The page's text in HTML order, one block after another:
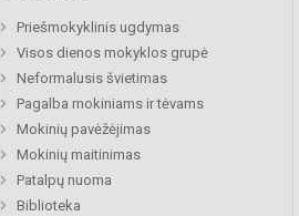
Priešmokyklinis ugdymas
Visos dienos mokyklos grupė
Neformalusis švietimas
Pagalba mokiniams ir tėvams
Mokinių pavėžėjimas
Mokinių maitinimas
Patalpų nuoma
Biblioteka